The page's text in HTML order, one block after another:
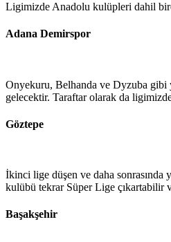
Ligimizde Anadolu kulüpleri dahil
Adana Demirspor
Onyekuru, Belhanda ve Dyzuba gibi
gelecektir. Taraftar olarak da
Göztepe
İkinci lige düşen ve daha sonrasında
kulübü tekrar Süper Lige çıkartabilir
Başakşehir